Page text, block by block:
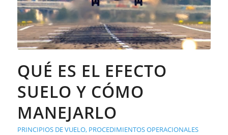
QUÉ ES EL EFECTO
SUELO Y CÓMO
MANEJARLO
PRINCIPIOS DE VUELO, PROCEDIMIENTOS OPERACIONALES